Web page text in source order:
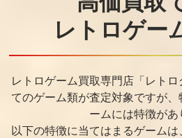
ーズ 覇王忍法帖
買取価格
104,000
ッグバトル
買取価格
100,000
マジカルドロッ
買取価格
レイジ・オブ
ザ・ドラゴン
買取価格
レトロゲー
レトロゲーム買取専門店「レト
てのゲーム類が査定対象ですが、
ームには特徴があ
以下の特徴に当てはまるゲーム